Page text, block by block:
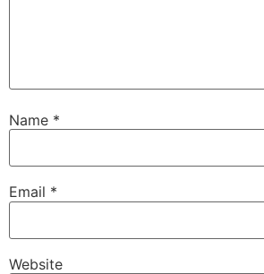
Name *
Email *
Website